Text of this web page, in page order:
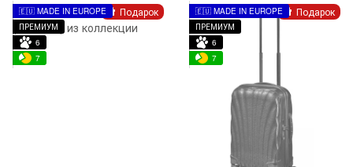
Подарок
🇪🇺 MADE IN EUROPE
ПРЕМИУМ
6
7
Подарок
🇪🇺 MADE IN EUROPE
ПРЕМИУМ
6
7